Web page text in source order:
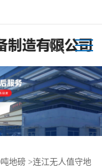
吨地磅 >连江无人值守地